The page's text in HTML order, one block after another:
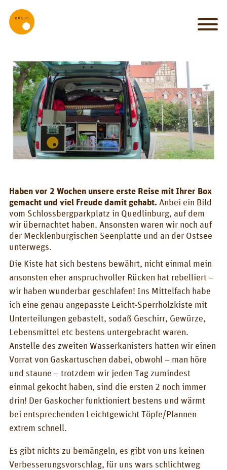
my
car
is
my
castle
IT_WORKS
System
Kitchen
Bed
BOX_CAR
MidiBox
BusBox
D-Box
Flatbox
G-Box
FOR_FROM
For whom?
About us
Haben vor 2 Wochen unsere erste Reise mit Ihrer Box
gemacht und viel Freude damit gehabt. Anbei ein Bild
vom Schlossbergparkplatz in Quedlinburg, auf dem
wir übernachtet haben. Ansonsten waren wir noch auf
der Mecklenburgischen Seenplatte und an der Ostsee
unterwegs.
Die Kiste hat sich bestens bewährt, nicht einmal mein
ansonsten eher anspruchvoller Rücken hat rebelliert –
wir haben wunderbar geschlafen! Ins Mittelfach habe
ich eine genau angepasste Leicht-Sperrholzkiste mit
Unterteilungen gebastelt, sodaß Geschirr, Gewürze,
Lebensmittel etc bestens untergebracht waren.
Anstelle des zweiten Wasserkanisters hatten wir einen
Vorrat von Gaskartuschen dabei, obwohl – man höre
und staune – trotzdem wir jeden Tag zumindest
einmal gekocht haben, sind die ersten 2 noch immer
drin! Der Gaskocher funktioniert bestens und wärmt
bei entsprechenden Leichtgewicht Töpfe/Pfannen
extrem schnell.
Es gibt nichts zu bemängeln, es gibt von uns keinen
Verbesserungsvorschlag, für uns wars schlichtweg